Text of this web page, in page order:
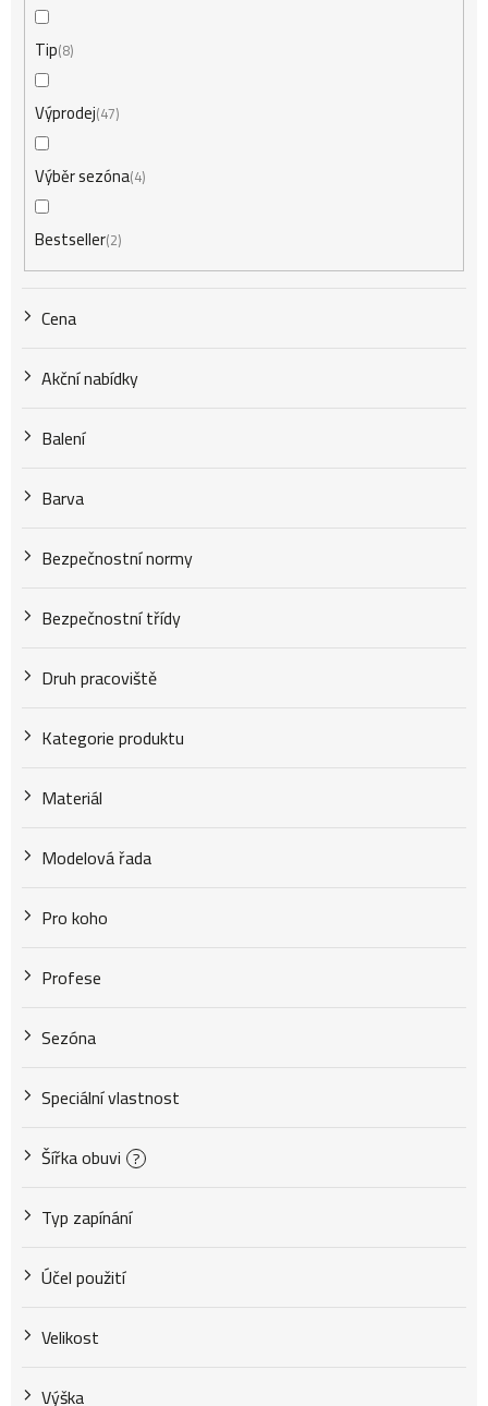
d
u
k
ů
Tip 8
Výprodej 47
Výběr sezóna 4
Bestseller 2
Cena
Akční nabídky
Balení
Barva
Bezpečnostní normy
Bezpečnostní třídy
Druh pracoviště
Kategorie produktu
Materiál
Modelová řada
Pro koho
Profese
Sezóna
Speciální vlastnost
Šířka obuvi ?
Typ zapínání
Účel použití
Velikost
Výška